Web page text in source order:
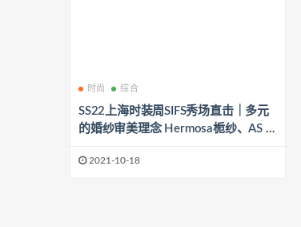
时尚 综合
SS22上海时装周SIFS秀场直击｜多元
的婚纱审美理念 Hermosa栀纱、AS F
2021-10-18